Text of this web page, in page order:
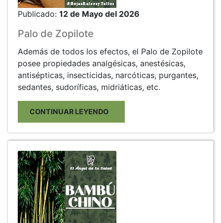
Publicado: 12 de Mayo del 2026
Palo de Zopilote
Además de todos los efectos, el Palo de Zopilote
posee propiedades analgésicas, anestésicas,
antisépticas, insecticidas, narcóticas, purgantes,
sedantes, sudoríficas, midriáticas, etc.
CONTINUAR LEYENDO